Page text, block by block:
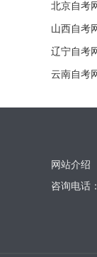
北京自考
山西自考
辽宁自考
云南自考
网站介绍
咨询电话